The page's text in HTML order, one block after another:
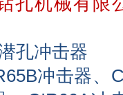
孔冲击器
冲击器、